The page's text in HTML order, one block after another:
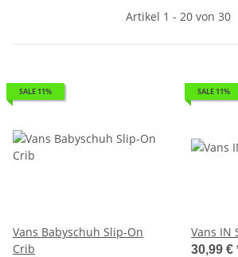
Artikel 1 - 20 von 30
SALE 11%
Vans Babyschuh Slip-On
Crib
SALE 11%
Vans IN
30,99 €